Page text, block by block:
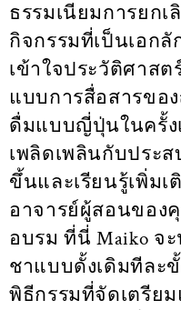
ธรรมเนียมการยกเ
กิจกรรมที่เป็นเอ
เข้าใจประวัติศาส
แบบการสื่อสารขอ
ดื่มแบบญี่ปุ่นในครั้ง
เพลิดเพลินกับประ
ขึ้นและเรียนรู้เพิ่ม
อาจารย์ผู้สอนของ
อบรม ที่นี่ Maiko
ชาแบบดั้งเดิมทีละ
พิธีกรรมที่จัดเตรีย